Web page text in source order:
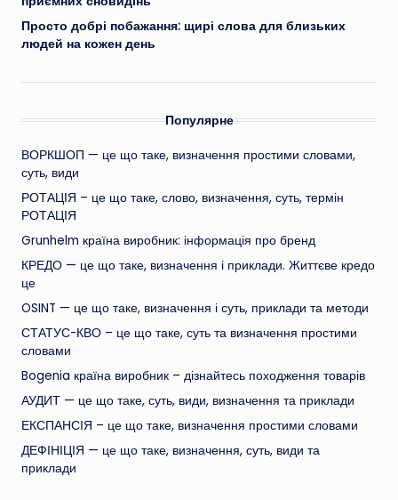
Просто добрі побажання: щирі слова для близьких
людей на кожен день
Популярне
ВОРКШОП — це що таке, визначення простими словами,
суть, види
РОТАЦІЯ – це що таке, слово, визначення, суть, термін
РОТАЦІЯ
Grunhelm країна виробник: інформація про бренд
КРЕДО — це що таке, визначення і приклади. Життєве кредо
це
OSINT — це що таке, визначення і суть, приклади та методи
СТАТУС-КВО – це що таке, суть та визначення простими
словами
Bogenia країна виробник – дізнайтесь походження товарів
АУДИТ — це що таке, суть, види, визначення та приклади
ЕКСПАНСІЯ – це що таке, визначення простими словами
ДЕФІНІЦІЯ — це що таке, визначення, суть, види та
приклади